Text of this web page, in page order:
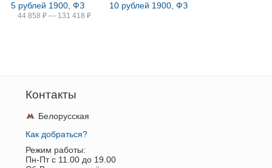
5 рублей 1900, ФЗ
44 858 ₽ — 131 418 ₽
10 рублей 1900, ФЗ
Контакты
Белорусская
Как добраться?
Режим работы:
Пн-Пт c 11.00 до 19.00